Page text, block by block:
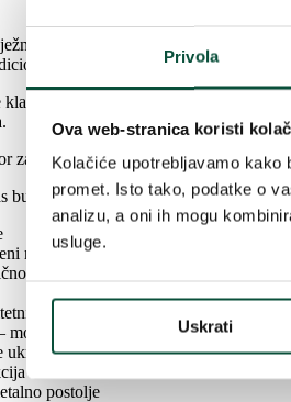
Privola
Ova web-stranica koristi
Kolačiće upotrebljavamo
promet. Isto tako, podatke o
analizu, a oni ih mogu
usluge.
Uskrati
jela karakteriziraju je gusto
izgled.
PVC igla koja je na krajevima
za sve koji žele stvoriti tradicionalni
bude savršeno usklađen, ovaj
realističnim snijegom
PVC iglom
materijala
možete ga jednostavno preklopiti i vratiti
ukrase
postolje